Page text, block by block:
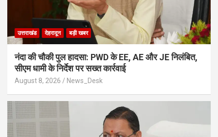
उत्तराखंड देहरादून बड़ी खबर
नंदा की चौकी पुल हादसा: PWD के EE, AE और JE निलंबित,
सीएम धामी के निर्देश पर सख्त कार्रवाई
August 8, 2026 News_Desk